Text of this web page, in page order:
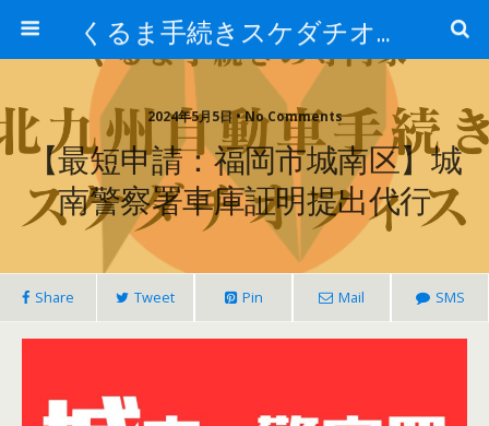
くるま手続きスケダチオフィス
2024年5月5日 • No Comments
【最短申請：福岡市城南区】城
南警察署車庫証明提出代行
Share Tweet Pin Mail SMS